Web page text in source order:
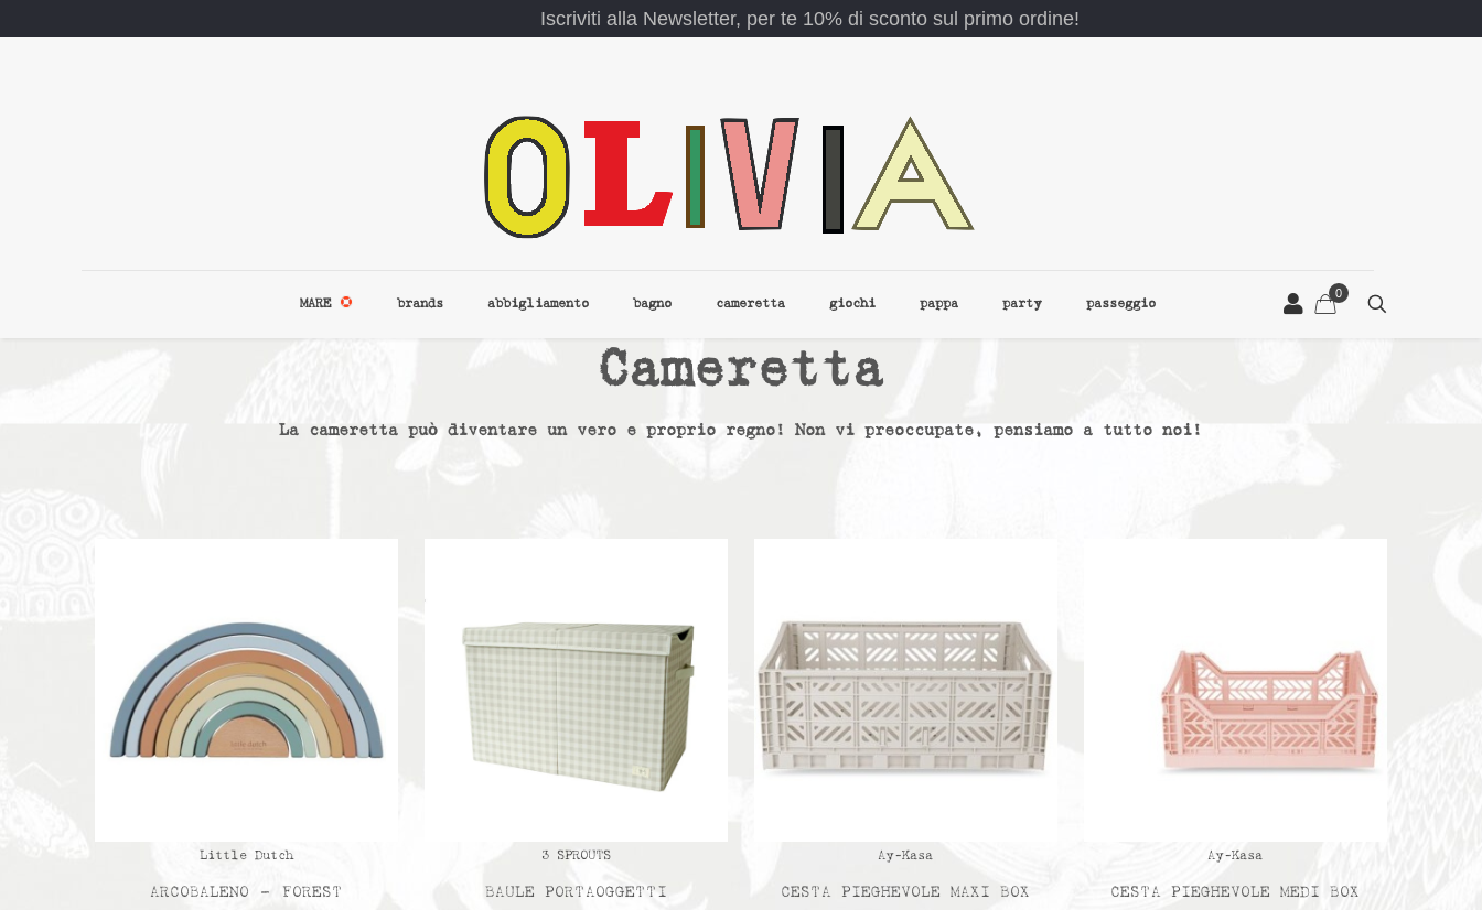
Iscriviti alla Newsletter, per te 10% di sconto sul primo ordine!
MARE brands abbigliamento bagno cameretta giochi pappa party passeggio
0
Cameretta
La cameretta può diventare un vero e proprio regno! Non vi preoccupate, pensiamo a tutto noi!
Little Dutch
ARCOBALENO – FOREST
3 SPROUTS
BAULE PORTAOGGETTI
Ay-Kasa
CESTA PIEGHEVOLE MAXI BOX
Ay-Kasa
CESTA PIEGHEVOLE MEDI BOX